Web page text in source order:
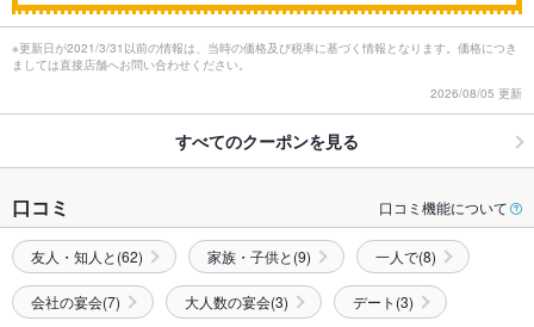
※更新日が2021/3/31以前の情報は、当時の価格及び税率に基づく情報となります。価格につき
ましては直接店舗へお問い合わせください。
2026/08/05 更新
すべてのクーポンを見る
口コミ 口コミ機能について
友人・知人と(62) 家族・子供と(9) 一人で(8)
会社の宴会(7) 大人数の宴会(3) デート(3)